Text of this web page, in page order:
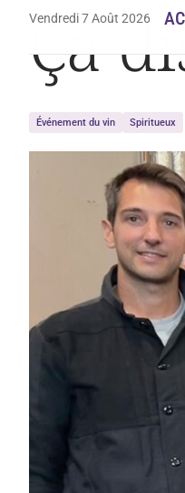
Vendredi 7 Août 2026
Ça
Événement du vin Spiritueux